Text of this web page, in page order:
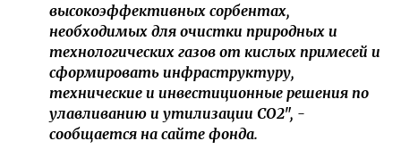
высокоэффективных сорбентах,
необходимых для очистки природных и
технологических газов от кислых примесей и
сформировать инфраструктуру,
технические и инвестиционные решения по
улавливанию и утилизации СО2", -
сообщается на сайте фонда.